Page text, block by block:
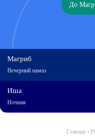
До
До
Магриб
Вечерний намаз
Иша
Ночная
Главная ›